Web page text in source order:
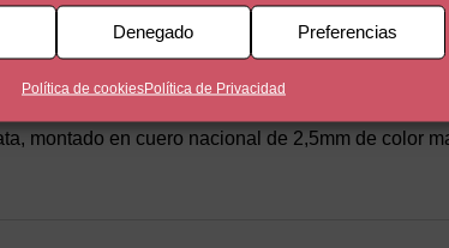
Denegado Preferencias
Política de cookiesPolítica de Privacidad
montado en cuero nacional de 2,5mm de color